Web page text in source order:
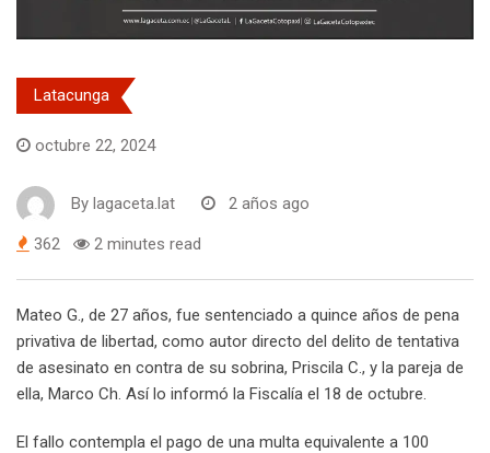
Latacunga
octubre 22, 2024
By lagaceta.lat 2 años ago
362 2 minutes read
Mateo G., de 27 años, fue sentenciado a quince años de pena
privativa de libertad, como autor directo del delito de tentativa
de asesinato en contra de su sobrina, Priscila C., y la pareja de
ella, Marco Ch. Así lo informó la Fiscalía el 18 de octubre.
El fallo contempla el pago de una multa equivalente a 100